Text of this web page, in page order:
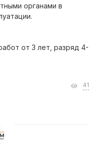
органами в
от 3 лет, разряд 4-
41